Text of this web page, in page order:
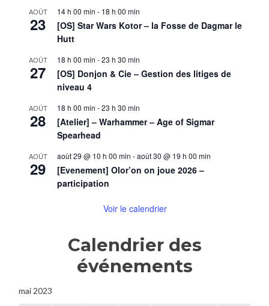
AOÛT
23
14 h 00 min - 18 h 00 min
[OS] Star Wars Kotor – la Fosse de Dagmar le
Hutt
AOÛT
27
18 h 00 min -23 h 30 min
[OS] Donjon & Cie – Gestion des litiges de
niveau 4
AOÛT
28
18 h 00 min -23 h 30 min
[Atelier] – Warhammer – Age of Sigmar
Spearhead
AOÛT
29
août 29 @ 10 h 00 min -août 30 @ 19 h 00 min
[Evenement] Olor’on on joue 2026 –
participation
Voir le calendrier
Calendrier des
événements
mai 2023